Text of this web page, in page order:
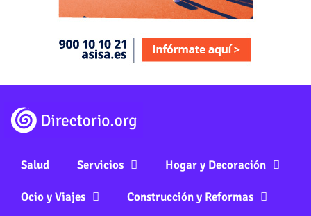
Salud Servicios Hogar y Decoración
Ocio y Viajes Construcción y Reformas